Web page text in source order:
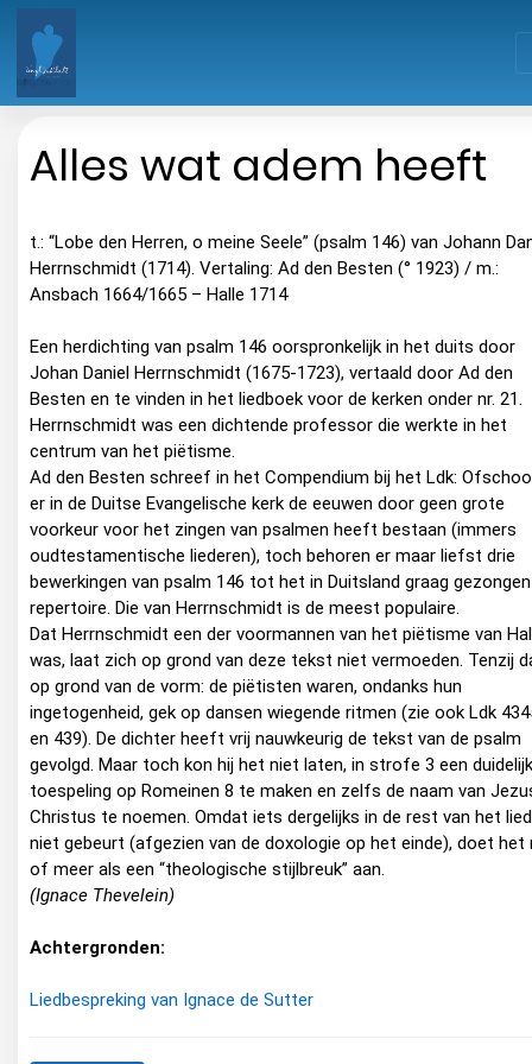
Alles wat adem heeft
t.: “Lobe den Herren, o meine Seele” (psalm 146) van Johann
Herrnschmidt (1714). Vertaling: Ad den Besten (° 1923) / m.:
Ansbach 1664/1665 – Halle 1714
Een herdichting van psalm 146 oorspronkelijk in het duits door
Johan Daniel Herrnschmidt (1675-1723), vertaald door Ad den
Besten en te vinden in het liedboek voor de kerken onder nr. 21.
Herrnschmidt was een dichtende professor die werkte in het
centrum van het piëtisme.
Ad den Besten schreef in het Compendium bij het Ldk:
er in de Duitse Evangelische kerk de eeuwen door geen grote
voorkeur voor het zingen van psalmen heeft bestaan (immers
oudtestamentische liederen), toch behoren er maar liefst drie
bewerkingen van psalm 146 tot het in Duitsland graag gezongen
repertoire. Die van Herrnschmidt is de meest populaire.
Dat Herrnschmidt een der voormannen van het piëtisme van
was, laat zich op grond van deze tekst niet vermoeden. Tenzij
op grond van de vorm: de piëtisten waren, ondanks hun
ingetogenheid, gek op dansen wiegende ritmen (zie ook Ldk
en 439). De dichter heeft vrij nauwkeurig de tekst van de psalm
gevolgd. Maar toch kon hij het niet laten, in strofe 3 een
toespeling op Romeinen 8 te maken en zelfs de naam van
Christus te noemen. Omdat iets dergelijks in de rest van het lied
niet gebeurt (afgezien van de doxologie op het einde), doet het
of meer als een “theologische stijlbreuk” aan.
(Ignace Thevelein)
Achtergronden:
Liedbespreking van Ignace de Sutter